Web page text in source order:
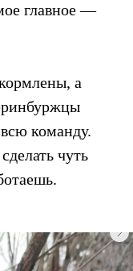
главное —
а
команду.
чуть